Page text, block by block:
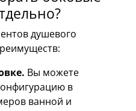
душевого
Вы можете
в
ванной и